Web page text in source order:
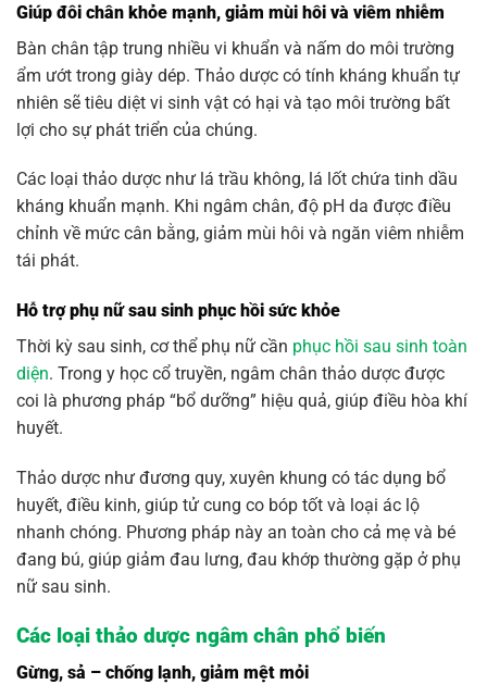
Giúp đôi chân khỏe mạnh, giảm mùi hôi và viêm nhiễm
Bàn chân tập trung nhiều vi khuẩn và nấm do môi trường
ẩm ướt trong giày dép. Thảo dược có tính kháng khuẩn tự
nhiên sẽ tiêu diệt vi sinh vật có hại và tạo môi trường bất
lợi cho sự phát triển của chúng.
Các loại thảo dược như lá trầu không, lá lốt chứa tinh dầu
kháng khuẩn mạnh. Khi ngâm chân, độ pH da được điều
chỉnh về mức cân bằng, giảm mùi hôi và ngăn viêm nhiễm
tái phát.
Hỗ trợ phụ nữ sau sinh phục hồi sức khỏe
Thời kỳ sau sinh, cơ thể phụ nữ cần phục hồi sau sinh toàn
diện. Trong y học cổ truyền, ngâm chân thảo dược được
coi là phương pháp “bổ dưỡng” hiệu quả, giúp điều hòa khí
huyết.
Thảo dược như đương quy, xuyên khung có tác dụng bổ
huyết, điều kinh, giúp tử cung co bóp tốt và loại ác lộ
nhanh chóng. Phương pháp này an toàn cho cả mẹ và bé
đang bú, giúp giảm đau lưng, đau khớp thường gặp ở phụ
nữ sau sinh.
Các loại thảo dược ngâm chân phổ biến
Gừng, sả – chống lạnh, giảm mệt mỏi